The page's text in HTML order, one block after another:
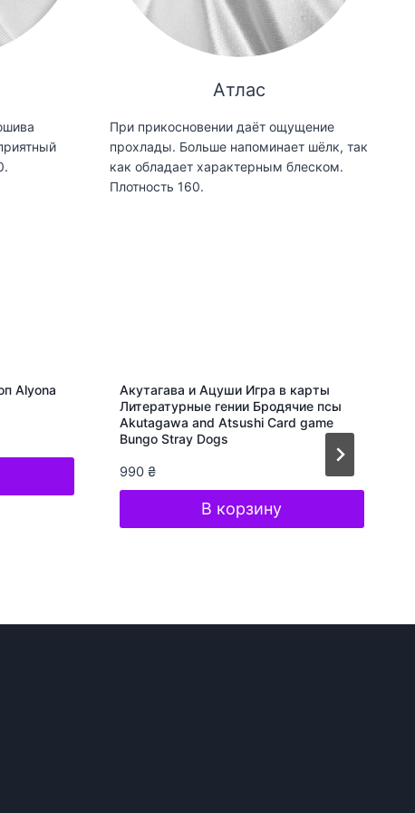
Атлас
При прикосновении даёт ощущение
прохлады. Больше напоминает шёлк, так
как обладает характерным блеском.
Плотность 160.
Alyona
Акутагава и Ацуши Игра в карты
Литературные гении Бродячие псы
Akutagawa and Atsushi Card game
Bungo Stray Dogs
990 ₴
В корзину